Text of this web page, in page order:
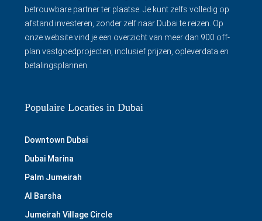
betrouwbare partner ter plaatse. Je kunt zelfs volledig op
afstand investeren, zonder zelf naar Dubai te reizen. Op
onze website vind je een overzicht van meer dan 900 off-
plan vastgoedprojecten, inclusief prijzen, opleverdata en
betalingsplannen.
Populaire Locaties in Dubai
Downtown Dubai
Dubai Marina
Palm Jumeirah
Al Barsha
Jumeirah Village Circle